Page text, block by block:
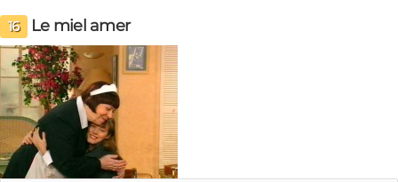
16 Le miel amer